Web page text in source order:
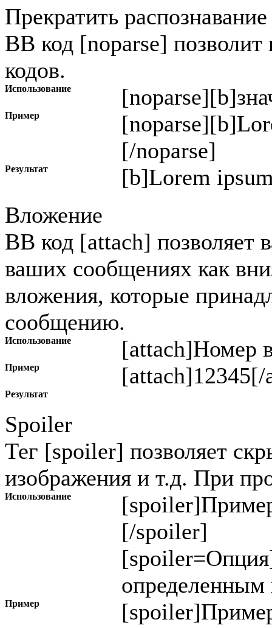
Прекратить
BB код [noparse]
кодов.
Использование [noparse]
Пример
[/noparse]
Результат
[b]Lorem
Вложение
BB код [attach] позволяет
ваших сообщениях как
вложения, которые
сообщению.
Использование [attach]Номер
Пример [attach]12345[/
Результат
Spoiler
Тег [spoiler] позволяет
изображения и т.д. При
Использование [spoiler]
[/spoiler]
[spoiler=Опция
определенным
Пример